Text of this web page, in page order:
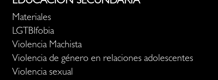
Materiales
LGTBIfobia
Violencia Machista
Violencia de género en relaciones adolescentes
Violencia sexual